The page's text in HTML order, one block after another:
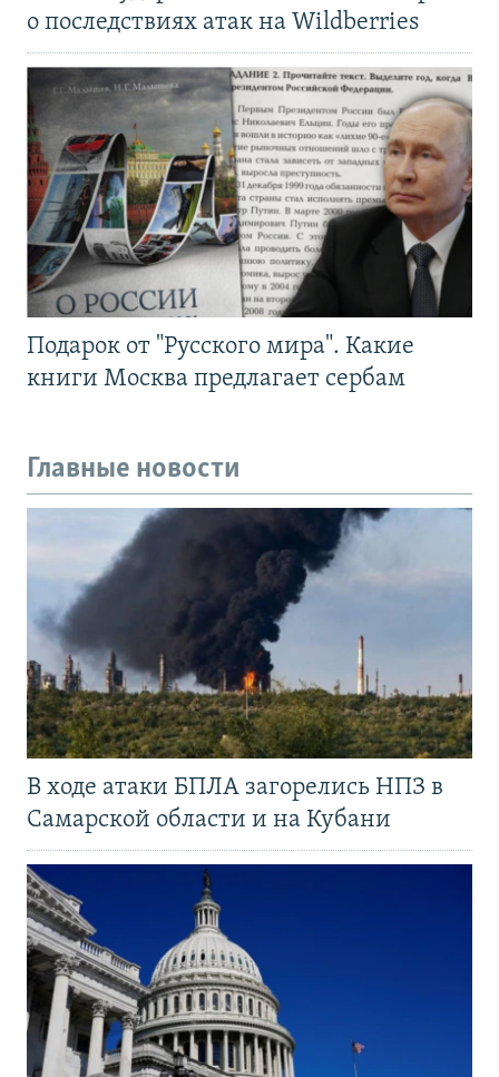
о последствиях атак на Wildberries
Подарок от "Русского мира". Какие
книги Москва предлагает сербам
Главные новости
В ходе атаки БПЛА загорелись НПЗ в
Самарской области и на Кубани